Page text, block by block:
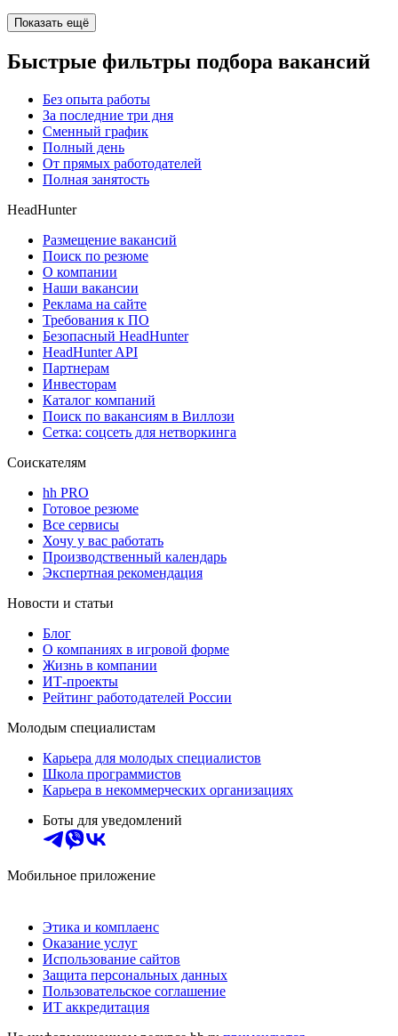
Показать ещё
Быстрые фильтры подбора вакансий
Без опыта работы
За последние три дня
Сменный график
Полный день
От прямых работодателей
Полная занятость
HeadHunter
Размещение вакансий
Поиск по резюме
О компании
Наши вакансии
Реклама на сайте
Требования к ПО
Безопасный HeadHunter
HeadHunter API
Партнерам
Инвесторам
Каталог компаний
Поиск по вакансиям в Виллози
Сетка: соцсеть для нетворкинга
Соискателям
hh PRO
Готовое резюме
Все сервисы
Хочу у вас работать
Производственный календарь
Экспертная рекомендация
Новости и статьи
Блог
О компаниях в игровой форме
Жизнь в компании
ИТ-проекты
Рейтинг работодателей России
Молодым специалистам
Карьера для молодых специалистов
Школа программистов
Карьера в некоммерческих организациях
Боты для уведомлений
Мобильное приложение
Этика и комплаенс
Оказание услуг
Использование сайтов
Защита персональных данных
Пользовательское соглашение
ИТ аккредитация